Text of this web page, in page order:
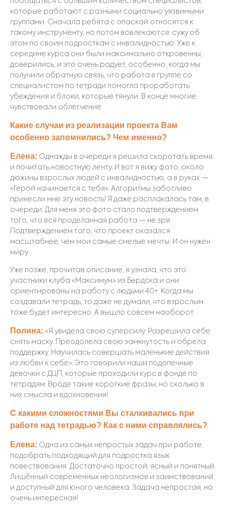
которые работают с разными социально уязвимыми
группами. Сначала ребята с опаской относятся к
такому инструменту, но потом вовлекаются: сужу об
этом по своим подросткам с инвалидностью. Уже к
середине курса они были максимально откровенны,
доверились, и это очень радует, особенно, когда мы
получили обратную связь, что работа в группе со
специалистом по тетради помогла проработать
убеждения и блоки, которые тянули. В конце многие
чувствовали облегчение.
Какие случаи из реализации проекта Вам
особенно запомнились? Чем именно?
Елена: Однажды в очереди я решила скоротать время
и почитать новостную ленту. И вот я вижу фото: около
дюжины взрослых людей с инвалидностью, а в руках —
«Герой начинается с тебя». Алгоритмы заботливо
принесли мне эту новость! Я даже расплакалась там, в
очереди. Для меня это фото стало подтверждением
того, что вся проделанная работа — не зря.
Подтверждением того, что проект оказался
масштабнее, чем мои самые смелые мечты. И он нужен
миру.
Уже позже, прочитав описание, я узнала, что это
участники клуба «Максимум» из Бердска и они
ориентированы на работу с людьми 40+. Когда мы
создавали тетрадь, то даже не думали, что взрослым
тоже будет интересно. А вышло совсем наоборот.
Полина: «Я увидела свою суперсилу. Разрешила себе
снять маску. Преодолела свою замкнутость и обрела
поддержку. Научилась совершать маленькие действия
из любви к себе». Это говорили наши подопечные
девочки с ДЦП, которые проходили курс в фонде по
тетрадям. Вроде такие короткие фразы, но сколько в
них смысла и вдохновения!
С какими сложностями Вы сталкивались при
работе над тетрадью? Как с ними справлялись?
Елена: Одна из самых непростых задач при работе:
подобрать подходящий для подростка язык
повествования. Достаточно простой, ясный и понятный.
Лишённый современных неологизмов и заимствований
и доступный для юного человека. Задача непростая, но
очень интересная!